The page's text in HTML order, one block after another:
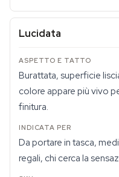
Lucidata
Burattata, superficie
colore appare più vivo
finitura.
Da portare in tasca,
regali, chi cerca la